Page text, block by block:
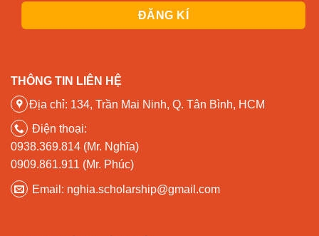
THÔNG TIN LIÊN HỆ
Địa chỉ: 134, Trần Mai Ninh, Q. Tân Bình, HCM
Điện thoại:
0938.369.814 (Mr. Nghĩa)
0909.861.911 (Mr. Phúc)
Email: nghia.scholarship@gmail.com